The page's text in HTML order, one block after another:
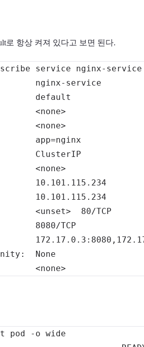
로 항상 켜져 있다고 보면 된다.
service
<none>
<none>
app=
<none>
10.101
10.101
<unset> 80
8080
172.17
<none>
pod -o